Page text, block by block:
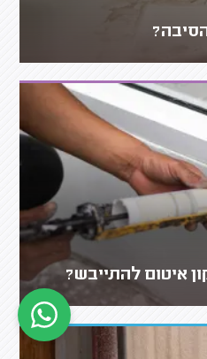
איטום להתייבש?